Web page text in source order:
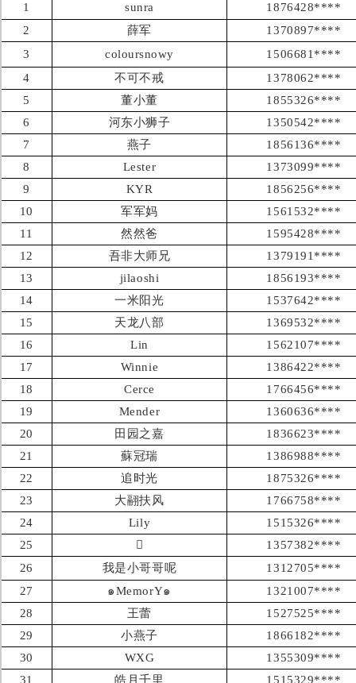
1 sunra
1876428****
2
薛军
1370897****
3
coloursnowy
1506681****
4
不可不戒
1378062****
5
董小董
1855326****
6
河东小狮子
1350542****
7
燕子
1856136****
8
Lester
1373099****
9
KYR
1856256****
10
军军妈
1561532****
11
然然爸
1595428****
12
吾非大师兄
1379191****
13
jilaoshi
1856193****
14
一米阳光
1537642****
15
天龙八部
1369532****
16
Lin
1562107****
17
Winnie
1386422****
18
Cerce
1766456****
19
Mender
1360636****
20
田园之嘉
1836623****
21
蘇冠瑞
1386988****
22
追时光
1875326****
23
大翮扶风
1766758****
24
Lily
1515326****
25

1357382****
26
我是小哥哥呢
1312705****
27
๑MemorY๑
1321007****
28
王蕾
1527525****
29
小燕子
1866182****
30
WXG
1355309****
31
皓月千里 1515329****